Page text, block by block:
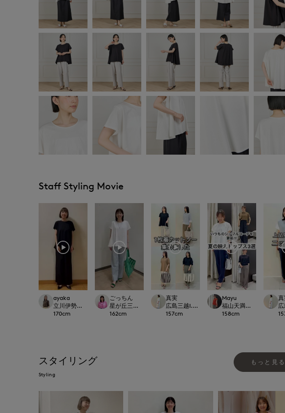
Staff Styling Movie
ayaka
立川伊勢丹I.T.'S.international
170cm
ごっちん
星が丘三越I.T.'S.international
162cm
真実
広島三越I.T.'S.international
157cm
Mayu
福山天満屋店INED/7-
158cm
スタイリング
Styling
もっと見る